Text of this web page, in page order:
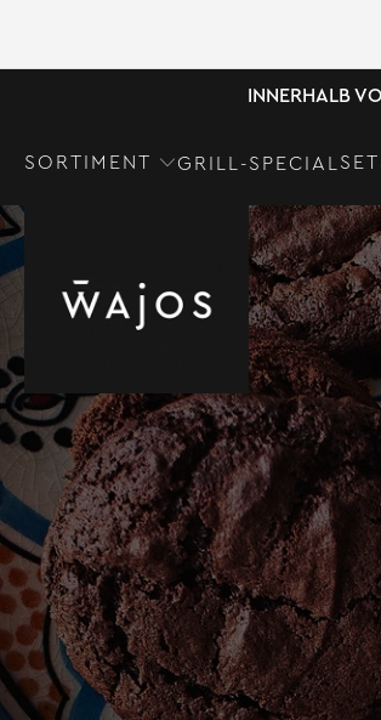
INNERHALB
SORTIMENT GRILL-SPECIAL